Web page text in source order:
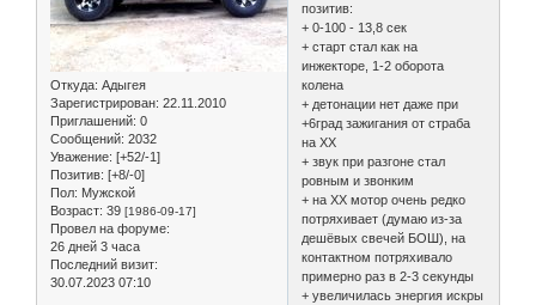
Откуда: Адыгея
Зарегистрирован: 22.11.2010
Приглашений: 0
Сообщений: 2032
Уважение: [+52/-1]
Позитив: [+8/-0]
Пол: Мужской
Возраст: 39 [1986-09-17]
Провел на форуме:
26 дней 3 часа
Последний визит:
30.07.2023 07:10
позитив:
+ 0-100 - 13,8 сек
+ старт стал как на
инжекторе, 1-2 оборота
колена
+ детонации нет даже при
+6град зажигания от страба
на ХХ
+ звук при разгоне стал
ровным и звонким
+ на ХХ мотор очень редко
потряхивает (думаю из-за
дешёвых свечей БОШ), на
контактном потряхивало
примерно раз в 2-3 секунды
+ увеличилась энергия искры